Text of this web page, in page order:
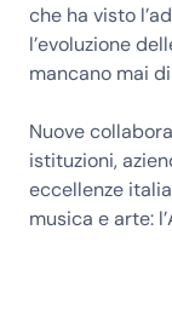
che ha visto
l’evoluzione
mancano mai
Nuove
istituzioni,
eccellenze
musica e arte: